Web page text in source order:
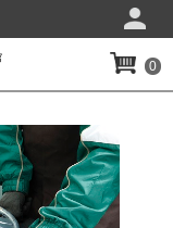
0